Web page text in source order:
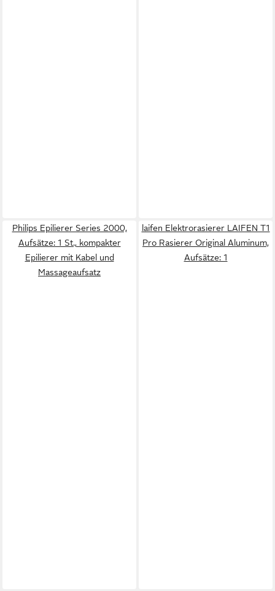
Philips Epilierer Series 2000,
Aufsätze: 1 St., kompakter
Epilierer mit Kabel und
Massageaufsatz
laifen Elektrorasierer LAIFEN T1
Pro Rasierer Original Aluminum,
Aufsätze: 1